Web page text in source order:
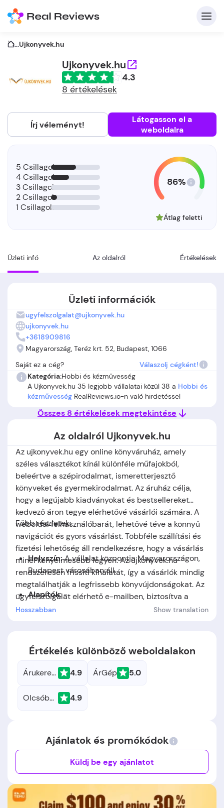
...Ujkonyvek.hu
Ujkonyvek.hu
4.3
8 értékelések
Írj véleményt!
Látogasson el a
weboldalra
Üzleti infó Az oldalról Értékelések
5 Csillagok
4 Csillagok
3 Csillagok
2 Csillagok
1 Csillagok
86%
Átlag feletti
Üzleti információk
ugyfelszolgalat@ujkonyvek.hu
ujkonyvek.hu
+3618909816
Magyarország, Teréz krt. 52, Budapest, 1066
Saját ez a cég?
Válaszolj cégként!
Kategória:Hobbi és kézművesség
A Ujkonyvek.hu 35 legjobb vállalatai közül 38 a Hobbi és
kézművesség RealReviews.io-n való hirdetéssel
Összes 8 értékelések megtekintése
Az oldalról Ujkonyvek.hu
Az ujkonyvek.hu egy online könyváruház, amely
széles választékot kínál különféle műfajokból,
beleértve a szépirodalmat, ismeretterjesztő
könyveket és gyermekirodalmat. Az áruház célja,
hogy a legújabb kiadványokat és bestsellereket
kedvező áron tegye elérhetővé vásárlói számára. A
weboldal felhasználóbarát, lehetővé téve a könnyű
navigációt és gyors vásárlást. Többféle szállítási és
fizetési lehetőség áll rendelkezésre, hogy a vásárlás
minél kényelmesebb legyen. Az ujkonyvek.hu
rendszeresen frissíti kínálatát, így a vásárlók mindig
megtalálhatják a legfrissebb könyvújdonságokat. Az
ügyfélszolgálat elérhető e-mailben, biztosítva a
gyors és hatékony segítségnyújtást.
Főbb részletek:
Helyszín:A vállalat központja Magyarországon,
Budapest városában áll.
Alapítók: -
Hosszabban Show translation
Értékelés különböző weboldalakon
Árukereső.hu 4.9 ÁrGép 5.0
Olcsóbbat.hu 4.9
Ajánlatok és promókódok
Küldj be egy ajánlatot